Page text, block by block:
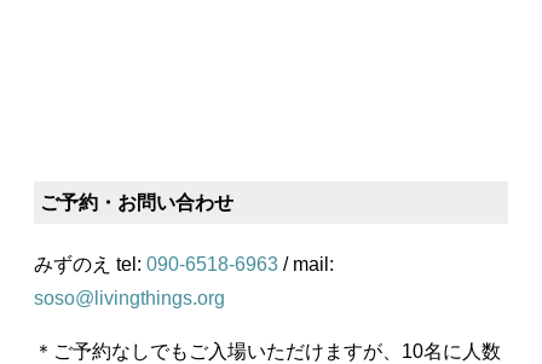
ご予約・お問い合わせ
みずのえ tel: 090-6518-6963 / mail:
soso@livingthings.org
＊ご予約なしでもご入場いただけますが、10名に人数